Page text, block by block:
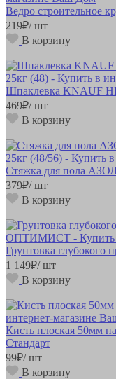
Ведро строительное
219₽/ шт
В корзину
Шпаклевка KNAUF
469₽/ шт
В корзину
Стяжка для пола
379₽/ шт
В корзину
Грунтовка
1 149₽/ шт
В корзину
Кисть плоская 50мм
Стандарт
99₽/ шт
В корзину